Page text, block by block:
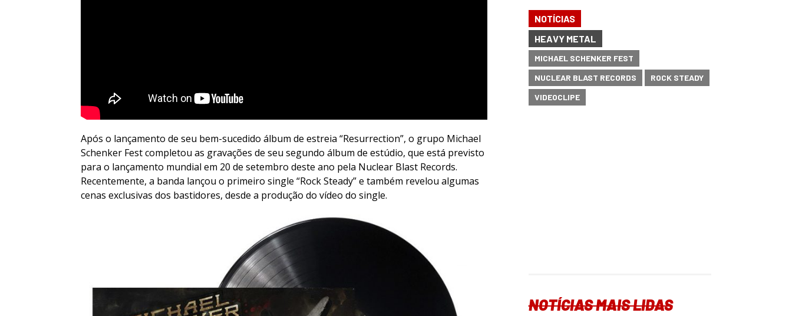
Após o lançamento de seu bem-sucedido álbum de estreia “Resurrection”, o grupo Michael
Schenker Fest completou as gravações de seu segundo álbum de estúdio, que está previsto
para o lançamento mundial em 20 de setembro deste ano pela Nuclear Blast Records.
Recentemente, a banda lançou o primeiro single “Rock Steady” e também revelou algumas
cenas exclusivas dos bastidores, desde a produção do vídeo do single.
NOTÍCIAS
HEAVY METAL
MICHAEL SCHENKER FEST
NUCLEAR BLAST RECORDS
ROCK STEADY
VIDEOCLIPE
NOTÍCIAS MAIS LIDAS